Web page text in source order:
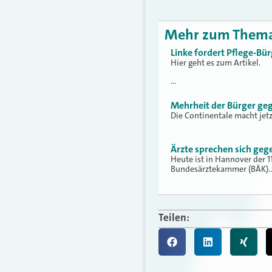
Mehr zum
Linke fordert Pflege-
Hier geht es zum Artikel.
…
Mehrheit der Bürger
Die Continentale macht
Ärzte sprechen sich
Heute ist in Hannover der
Bundesärztekammer
Teilen: